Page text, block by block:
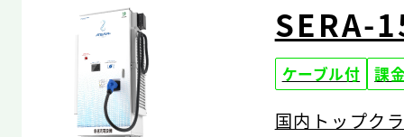
SERA-
ケーブル付 課
国内トップク